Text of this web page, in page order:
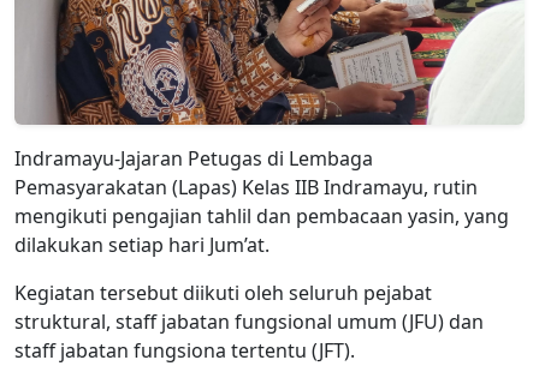
Indramayu-Jajaran Petugas di Lembaga
Pemasyarakatan (Lapas) Kelas IIB Indramayu, rutin
mengikuti pengajian tahlil dan pembacaan yasin, yang
dilakukan setiap hari Jum’at.
Kegiatan tersebut diikuti oleh seluruh pejabat
struktural, staff jabatan fungsional umum (JFU) dan
staff jabatan fungsiona tertentu (JFT).